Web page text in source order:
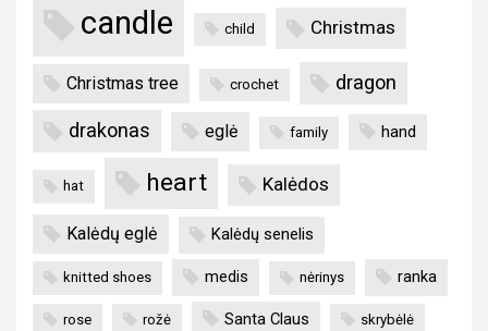
candle child Christmas
Christmas tree crochet dragon
drakonas eglė family hand
hat heart Kalėdos
Kalėdų eglė Kalėdų senelis
knitted shoes medis nėrinys ranka
rose rožė Santa Claus skrybėlė